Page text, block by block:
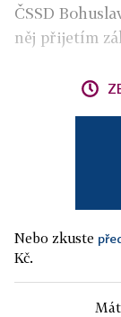
ČSSD
něj přijetím
Nebo zkuste
Kč.